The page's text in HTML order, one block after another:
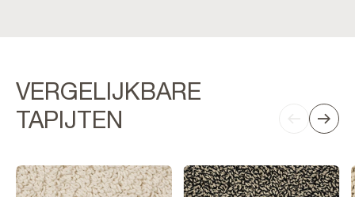
VERGELIJKBARE
TAPIJTEN